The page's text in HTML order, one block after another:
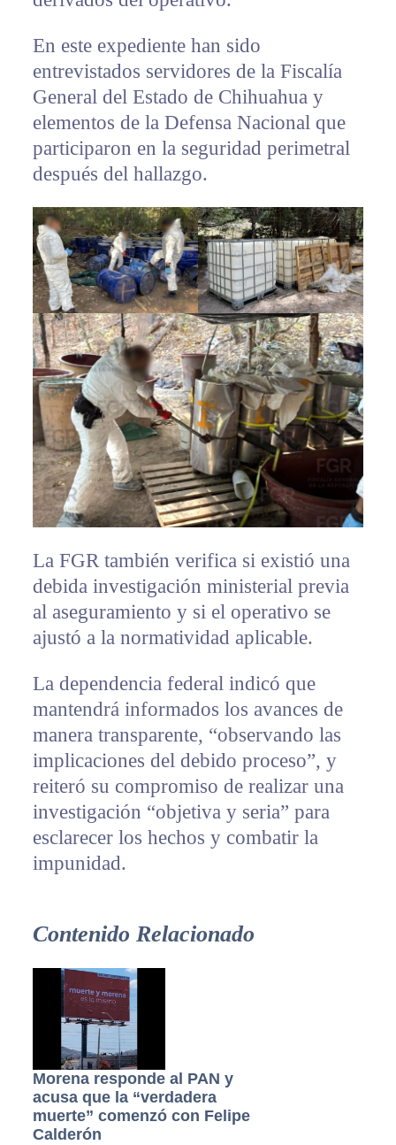
En este expediente han sido
entrevistados servidores de la Fiscalía
General del Estado de Chihuahua y
elementos de la Defensa Nacional que
participaron en la seguridad perimetral
después del hallazgo.
La FGR también verifica si existió una
debida investigación ministerial previa
al aseguramiento y si el operativo se
ajustó a la normatividad aplicable.
La dependencia federal indicó que
mantendrá informados los avances de
manera transparente, “observando las
implicaciones del debido proceso”, y
reiteró su compromiso de realizar una
investigación “objetiva y seria” para
esclarecer los hechos y combatir la
impunidad.
Contenido Relacionado
Morena responde al PAN y
acusa que la “verdadera
muerte” comenzó con Felipe
Calderón